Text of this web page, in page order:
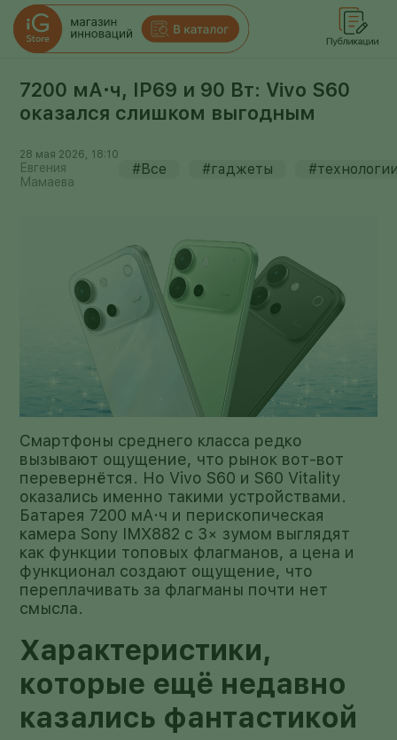
7200 мА·ч, IP69 и 90 Вт: Vivo S60
оказался слишком выгодным
28 мая 2026, 18:10
Евгения
Мамаева
#Все #гаджеты
Смартфоны среднего класса редко
вызывают ощущение, что рынок вот-вот
перевернётся. Но Vivo S60 и S60 Vitality
оказались именно такими устройствами.
Батарея 7200 мА·ч и перископическая
камера Sony IMX882 с 3× зумом выглядят
как функции топовых флагманов, а цена и
функционал создают ощущение, что
переплачивать за флагманы почти нет
смысла.
Характеристики,
которые ещё недавно
казались фантастикой